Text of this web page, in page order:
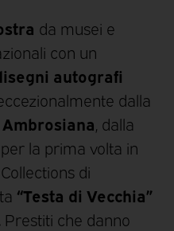
da musei e
con un
autografi
dalla
, dalla
la prima volta in
di
“Testa di Vecchia”
Prestiti che danno